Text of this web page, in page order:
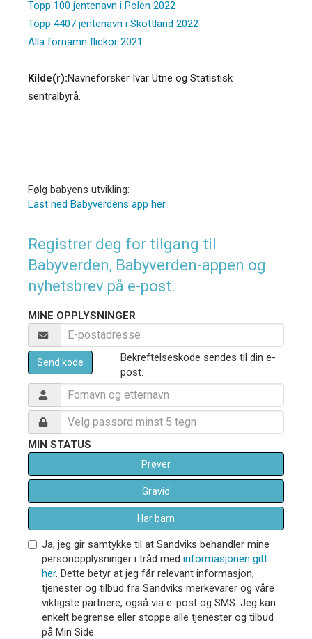
Topp 100 jentenavn i Polen 2022
Topp 4407 jentenavn i Skottland 2022
Alla förnamn flickor 2021
Kilde(r):Navneforsker Ivar Utne og Statistisk
sentralbyrå.
Følg babyens utvikling:
Last ned Babyverdens app her
Registrer deg for tilgang til
Babyverden, Babyverden-appen og
nyhetsbrev på e-post.
MINE OPPLYSNINGER
Send kode
Bekreftelseskode sendes til din e-
post.
MIN STATUS
Prøver
Gravid
Har barn
Ja, jeg gir samtykke til at Sandviks behandler mine
personopplysninger i tråd med informasjonen gitt
her. Dette betyr at jeg får relevant informasjon,
tjenester og tilbud fra Sandviks merkevarer og våre
viktigste partnere, også via e-post og SMS. Jeg kan
enkelt begrense eller stoppe alle tjenester og tilbud
på Min Side.